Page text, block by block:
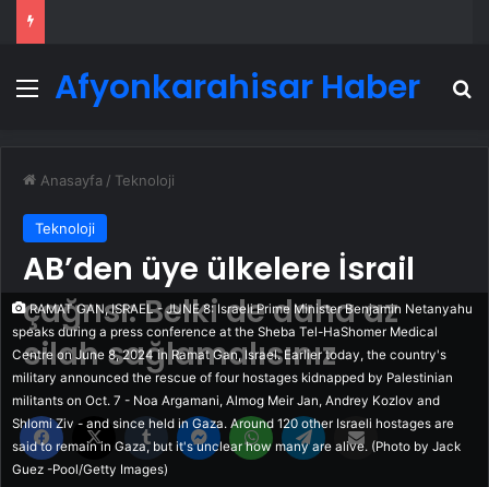
Menü
Afyonkarahisar Haber
Anasayfa / Teknoloji
Teknoloji
AB’den üye ülkelere İsrail
çağrısı: Belki de daha az
silah sağlamalısınız
FacebookX Tumblr MessengerWhatsAppTelegramEmail'den paylaş
RAMAT GAN, ISRAEL - JUNE 8: Israeli Prime Minister Benjamin Netanyahu
speaks during a press conference at the Sheba Tel-HaShomer Medical
Centre on June 8, 2024 in Ramat Gan, Israel. Earlier today, the country's
military announced the rescue of four hostages kidnapped by Palestinian
militants on Oct. 7 - Noa Argamani, Almog Meir Jan, Andrey Kozlov and
Shlomi Ziv - and since held in Gaza. Around 120 other Israeli hostages are
said to remain in Gaza, but it's unclear how many are alive. (Photo by Jack
Guez -Pool/Getty Images)